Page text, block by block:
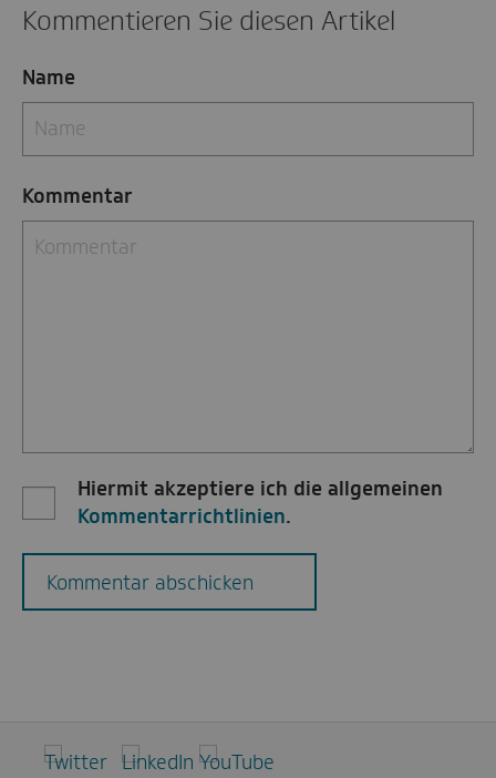
Kommentieren Sie diesen Artikel
Name
Kommentar
Hiermit akzeptiere ich die allgemeinen
Kommentarrichtlinien.
Kommentar abschicken
Twitter LinkedIn